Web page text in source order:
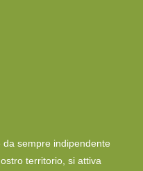
da sempre indipendente
territorio, si attiva